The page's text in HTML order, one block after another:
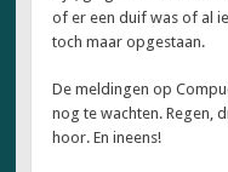
of er een duif was of al
toch maar opgestaan.
De meldingen op
nog te wachten. Regen,
hoor. En ineens!